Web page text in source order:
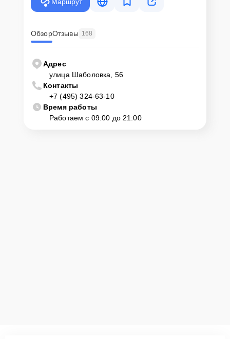
ОбзорОтзывы 168
Адрес
улица Шаболовка, 56
Контакты
+7 (495) 324-63-10
Время работы
Работаем с 09:00 до 21:00